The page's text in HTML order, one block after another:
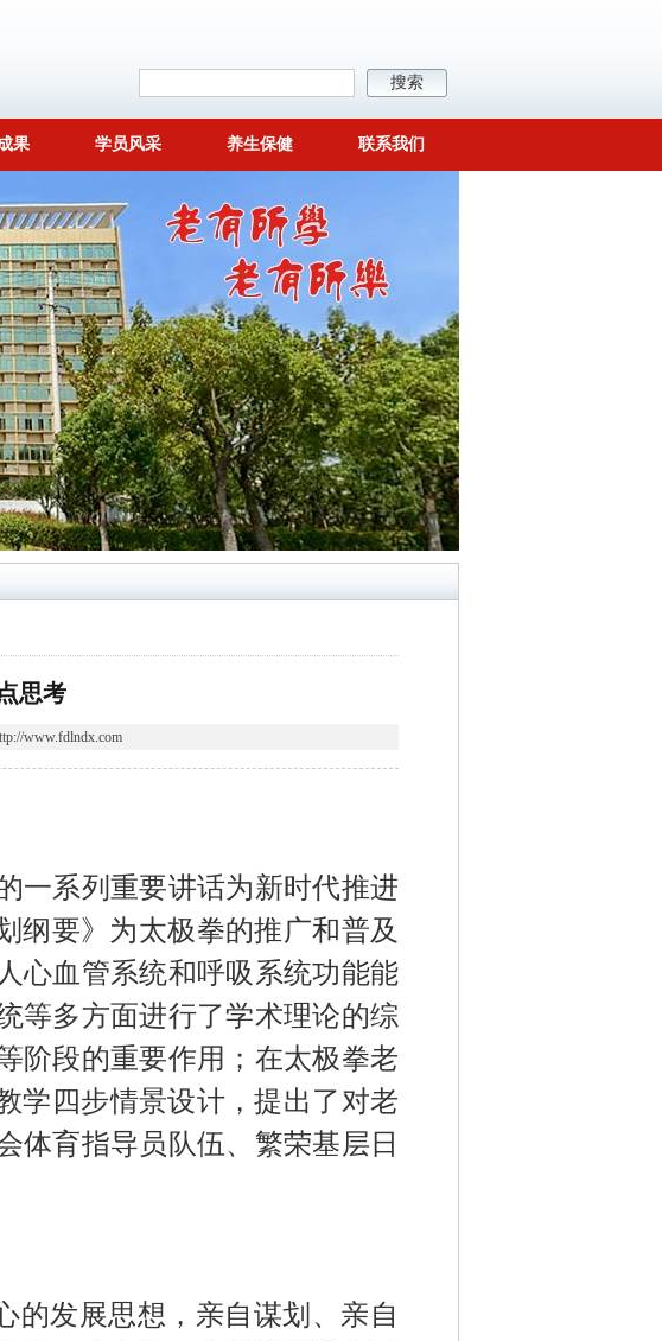
果 学员风采 养生保健 联系我们
思考
www.fdlndx.com
一系列重要讲话为新时代推进
纲要》 为太极拳的推广和普及
心血管系统和呼吸系统功能能
等多方面进行了学术理论的综
阶段的重要作用；在太极拳老
学四步情景设计，提出了对老
体育指导员队伍、繁荣基层日
的发展思想，亲自谋划、亲自